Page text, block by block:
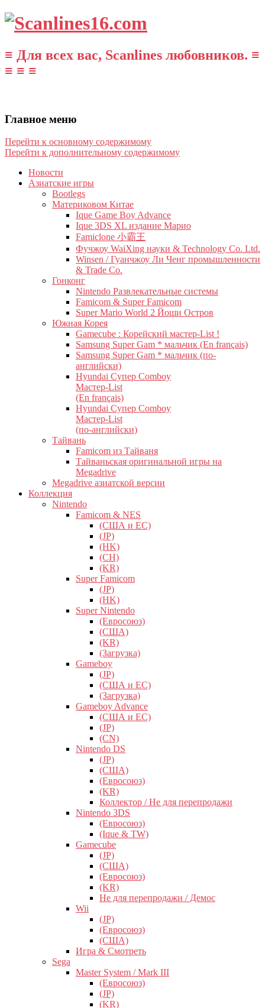
≡ Для всех вас, Scanlines любовников. ≡
≡ ≡ ≡
Главное меню
Перейти к основному содержимому
Перейти к дополнительному содержимому
Новости
Азиатские игры
Bootlegs
Материковом Китае
Ique Game Boy Advance
Ique 3DS XL издание Марио
Famiclone 小霸王
Фучжоу WaiXing науки & Technology Co. Ltd.
Winsen / Гуанчжоу Ли Ченг промышленности
& Trade Co.
Гонконг
Nintendo Развлекательные системы
Famicom & Super Famicom
Super Mario World 2 Йоши Остров
Южная Корея
Gamecube : Корейский мастер-List !
Samsung Super Gam * мальчик (En français)
Samsung Super Gam * мальчик (по-
английски)
Hyundai Супер Comboy
Мастер-List
(En français)
Hyundai Супер Comboy
Мастер-List
(по-английски)
Тайвань
Famicom из Тайваня
Тайваньская оригинальной игры на
Megadrive
Megadrive азиатской версии
Коллекция
Nintendo
Famicom & NES
(США и ЕС)
(JP)
(HK)
(CH)
(KR)
Super Famicom
(JP)
(HK)
Super Nintendo
(Евросоюз)
(США)
(KR)
(Загрузка)
Gameboy
(JP)
(США и ЕС)
(Загрузка)
Gameboy Advance
(США и ЕС)
(JP)
(CN)
Nintendo DS
(JP)
(США)
(Евросоюз)
(KR)
Коллектор / Не для перепродажи
Nintendo 3DS
(Евросоюз)
(Ique & TW)
Gamecube
(JP)
(США)
(Евросоюз)
(KR)
Не для перепродажи / Демос
Wii
(JP)
(Евросоюз)
(США)
Игра & Смотреть
Sega
Master System / Mark III
(Евросоюз)
(JP)
(KR)